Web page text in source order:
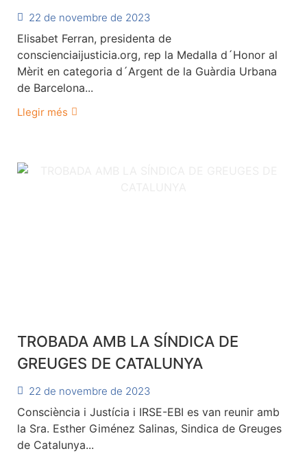
22 de novembre de 2023
Elisabet Ferran, presidenta de
conscienciaijusticia.org, rep la Medalla d´Honor al
Mèrit en categoria d´Argent de la Guàrdia Urbana
de Barcelona...
Llegir més
TROBADA AMB LA SÍNDICA DE
GREUGES DE CATALUNYA
22 de novembre de 2023
Consciència i Justícia i IRSE-EBI es van reunir amb
la Sra. Esther Giménez Salinas, Sindica de Greuges
de Catalunya...